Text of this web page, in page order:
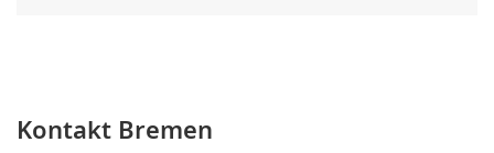
Kontakt Bremen